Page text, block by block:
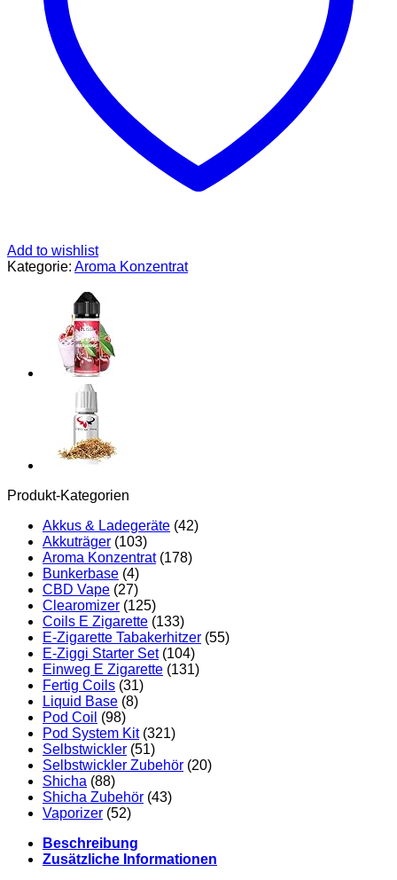
Made
pharmazeutische
Qualität
Add to wishlist
Kategorie: Aroma Konzentrat
Produkt-Kategorien
Akkus & Ladegeräte (42)
Akkuträger (103)
Aroma Konzentrat (178)
Bunkerbase (4)
CBD Vape (27)
Clearomizer (125)
Coils E Zigarette (133)
E-Zigarette Tabakerhitzer (55)
E-Ziggi Starter Set (104)
Einweg E Zigarette (131)
Fertig Coils (31)
Liquid Base (8)
Pod Coil (98)
Pod System Kit (321)
Selbstwickler (51)
Selbstwickler Zubehör (20)
Shicha (88)
Shicha Zubehör (43)
Vaporizer (52)
Beschreibung
Zusätzliche Informationen